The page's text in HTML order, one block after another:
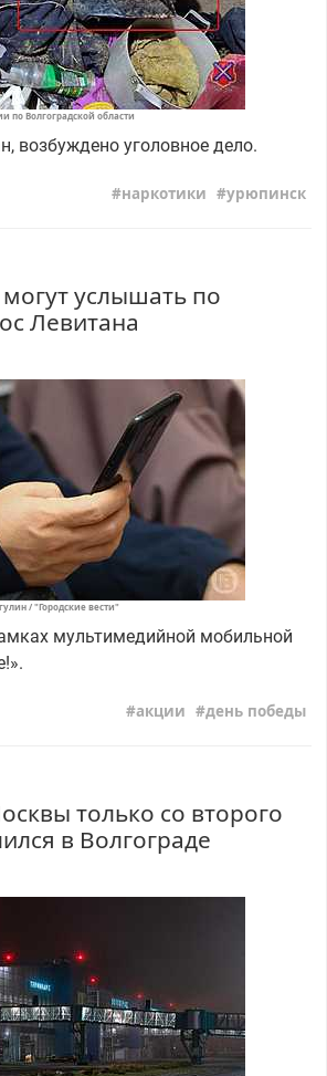
по Волгоградской области
возбуждено уголовное дело.
наркотики урюпинск
услышать по
Левитана
/ "Городские вести"
мультимедийной мобильной
акции день победы
только со второго
в Волгограде